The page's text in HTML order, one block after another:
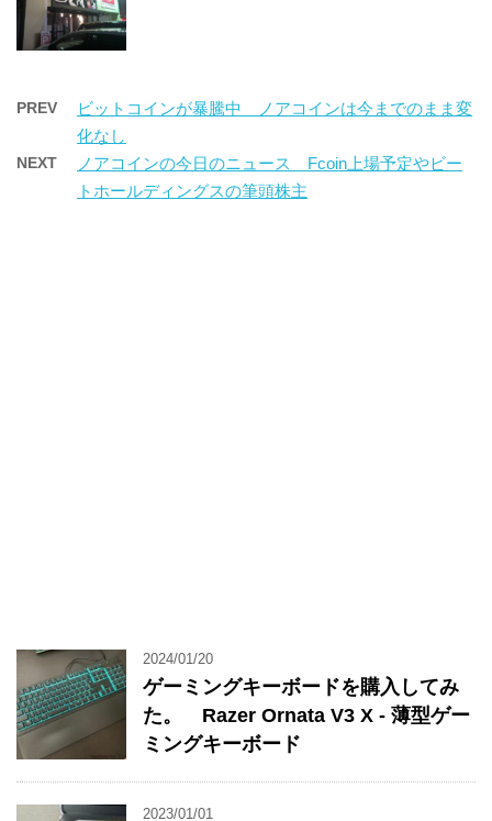
PREV
ビットコインが暴騰中 ノアコインは今までのまま変
化なし
NEXT
ノアコインの今日のニュース Fcoin上場予定やビー
トホールディングスの筆頭株主
2024/01/20
ゲーミングキーボードを購入してみ
た。 Razer Ornata V3 X - 薄型ゲー
ミングキーボード
2023/01/01